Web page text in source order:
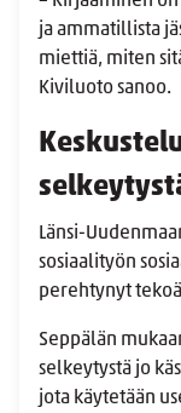
ja ammatillista
miettiä, miten
Kiviluoto sanoo.
Länsi-
sosiaalityön
perehtynyt
Seppälän
selkeytystä jo
jota käytetään